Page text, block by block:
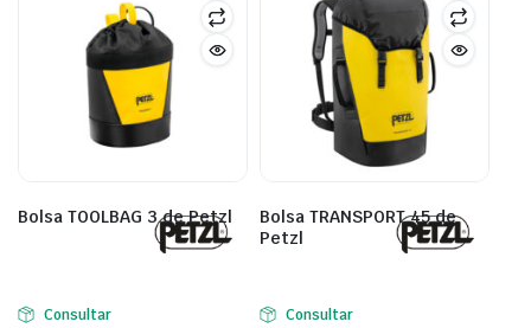
Bolsa TOOLBAG 3 de Petzl
Consultar
Bolsa TRANSPORT 45 de
Petzl
Consultar